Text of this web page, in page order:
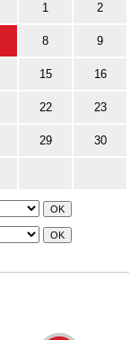
1 2
8 9
15 16
22 23
29 30